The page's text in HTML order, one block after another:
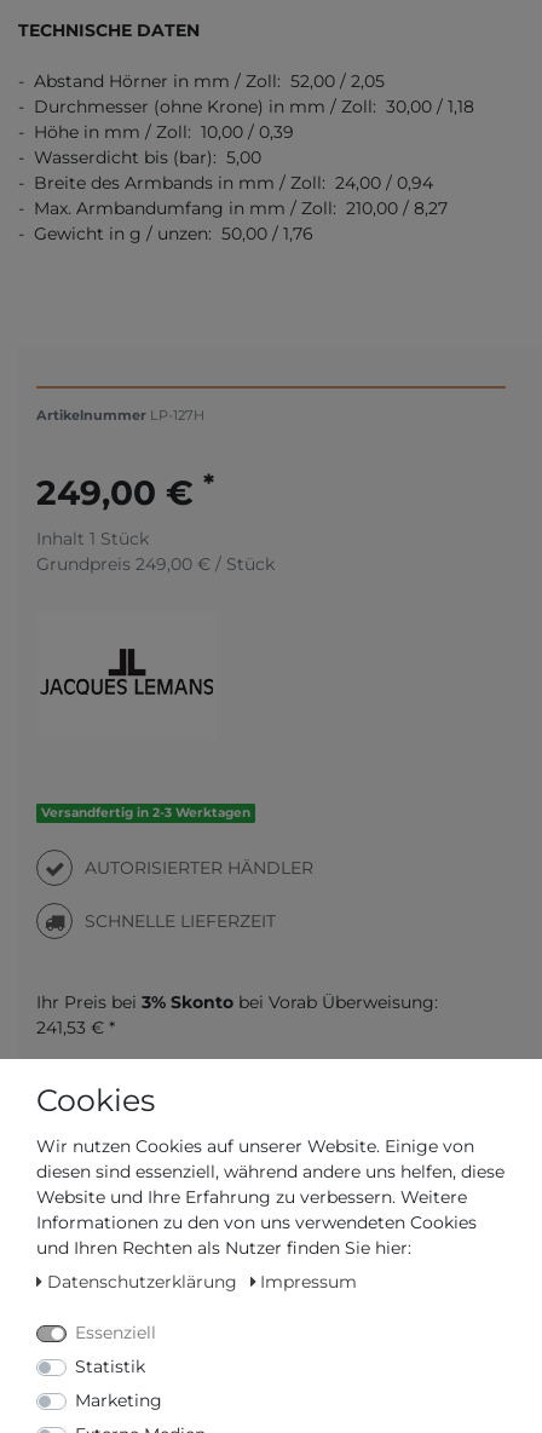
TECHNISCHE DATEN
- Abstand Hörner in mm / Zoll: 52,00 / 2,05
- Durchmesser (ohne Krone) in mm / Zoll: 30,00 / 1,18
- Höhe in mm / Zoll: 10,00 / 0,39
- Wasserdicht bis (bar): 5,00
- Breite des Armbands in mm / Zoll: 24,00 / 0,94
- Max. Armbandumfang in mm / Zoll: 210,00 / 8,27
- Gewicht in g / unzen: 50,00 / 1,76
Artikelnummer LP-127H
249,00 € *
Inhalt 1 Stück
Grundpreis 249,00 € / Stück
Versandfertig in 2-3 Werktagen
AUTORISIERTER HÄNDLER
SCHNELLE LIEFERZEIT
Ihr Preis bei 3% Skonto bei Vorab Überweisung:
241,53 € *
Wunschliste Frage zum Artikel Preisanfrage
Leider ist der Artikel aktuell vergriffen. Falls Sie
weitere Informationen wünschen, können Sie
unser Formular verwenden.
Cookies
Wir nutzen Cookies auf unserer Website. Einige von
diesen sind essenziell, während andere uns helfen, diese
Website und Ihre Erfahrung zu verbessern. Weitere
Informationen zu den von uns verwendeten Cookies
und Ihren Rechten als Nutzer finden Sie hier:
Datenschutzerklärung
Impressum
Essenziell
Statistik
Marketing